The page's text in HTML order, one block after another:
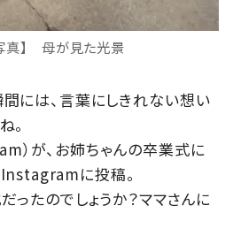
真】 母が見た光景
には、言葉にしきれない想い
。
）が、お姉ちゃんの卒業式に
に投稿。
ったのでしょうか？ママさんに